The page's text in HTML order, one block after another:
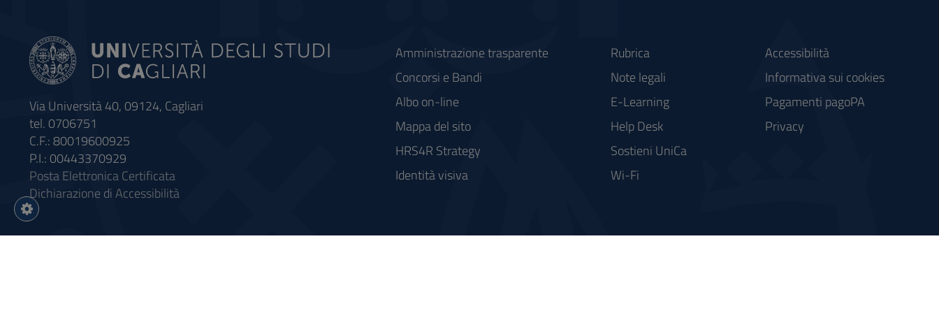
Via Università 40, 09124, Cagliari
tel. 0706751
C.F.: 80019600925
P.I.: 00443370929
Posta Elettronica Certificata
Dichiarazione di Accessibilità
Amministrazione trasparente
Concorsi e Bandi
Albo on-line
Mappa del sito
HRS4R Strategy
Identità visiva
Rubrica
Note legali
E-Learning
Help Desk
Sostieni UniCa
Wi-Fi
Accessibilità
Informativa sui cookies
Pagamenti pagoPA
Privacy
Impostazioni
cookie